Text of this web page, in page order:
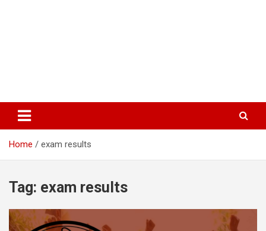
Home exam results
Tag: exam results